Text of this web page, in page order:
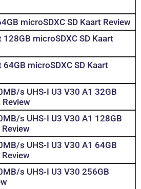
microSDXC SD Kaart Review
128GB microSDXC SD Kaart
64GB microSDXC SD Kaart
s UHS-I U3 V30 A1 32GB
Review
s UHS-I U3 V30 A1 128GB
Review
s UHS-I U3 V30 A1 64GB
Review
s UHS-I U3 V30 256GB